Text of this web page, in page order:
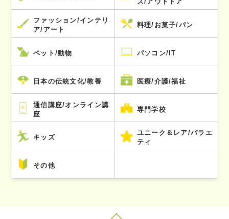
ファッション/インテリ
ア/アート
料理/お菓子/パン
ペット/動物 パソコン/IT
日本の伝統文化/教養 医療/介護/福祉
通信講座/オンライン講
座
専門学校
キッズ
ユニーク＆レア/バラエ
ティ
その他